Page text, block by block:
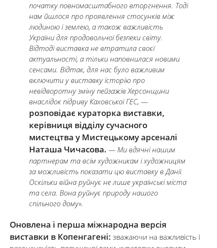
початку повномасштабного вторгнення. Тоді
нам йшлося про проявлення стосунків між
людиною і землею, а також важливість
України для продовольчої безпеки світу.
Відтоді виставка не втратила своєї
актуальності, а тільки наповнилася новими
сенсами. Відтак, для нас було важливим
включити у виставку історію про
невідворотну зміну пейзажів Херсонщини
внаслідок підриву Каховської ГЕС, —
розповідає кураторка виставки,
керівниця відділу сучасного
мистецтва у Мистецькому арсеналі
Наташа Чичасова. — Ми вдячні нашим
партнерам та всім художникам і художницям
за можливість показати цю виставку в Данії.
Оскільки війна руйнує не лише українські міста
та села. Вона руйнує природу нашого
спільного дому».
Оновлена і перша міжнародна версія
виставки в Копенгагені: зважаючи на важливість і